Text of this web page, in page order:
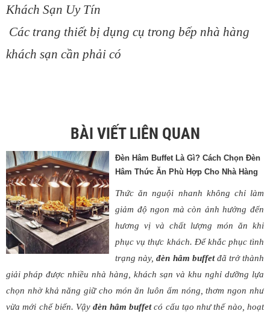
Khách Sạn Uy Tín
Các trang thiết bị dụng cụ trong bếp nhà hàng
khách sạn cần phải có
BÀI VIẾT LIÊN QUAN
Đèn Hâm Buffet Là Gì? Cách Chọn Đèn
Hâm Thức Ăn Phù Hợp Cho Nhà Hàng
Thức ăn nguội nhanh không chỉ làm
giảm độ ngon mà còn ảnh hưởng đến
hương vị và chất lượng món ăn khi
phục vụ thực khách. Để khắc phục tình
trạng này, đèn hâm buffet đã trở thành
giải pháp được nhiều nhà hàng, khách sạn và khu nghỉ dưỡng lựa
chọn nhờ khả năng giữ cho món ăn luôn ấm nóng, thơm ngon như
vừa mới chế biến. Vậyđèn hâm buffetcó cấu tạo như thế nào, hoạt